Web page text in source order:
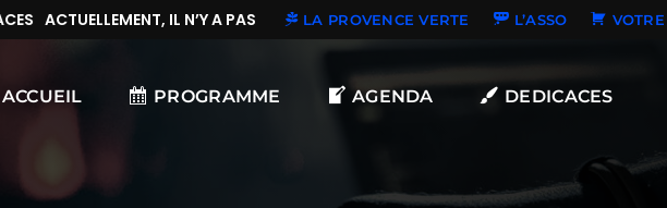
ACTUELLEMENT, IL N’Y A PAS DE NOUVELLES DÉDICACES
LA PROVENCE VERTE L’ASSO
ACCUEIL PROGRAMME AGENDA DEDICACES